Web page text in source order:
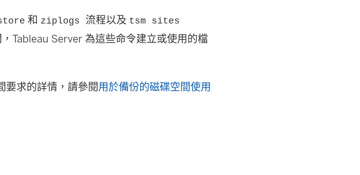
和 ziplogs 流程以及 tsm sites
，Tableau Server 為這些命令建立或使用的檔
要求的詳情，請參閱用於備份的磁碟空間使用